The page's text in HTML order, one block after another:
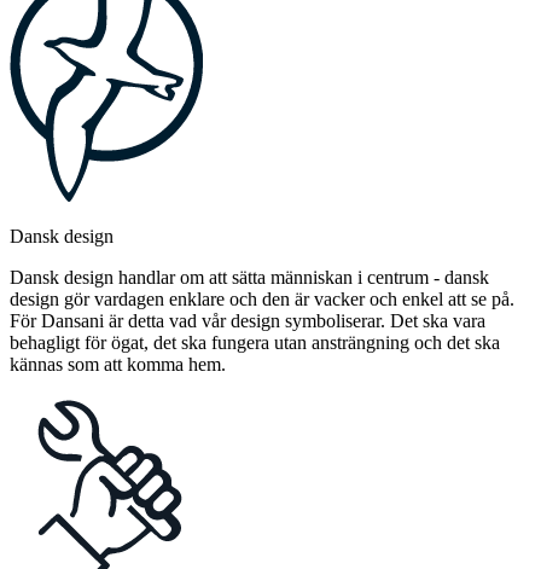
Dansk design
Dansk design handlar om att sätta människan i centrum - dansk
design gör vardagen enklare och den är vacker och enkel att se på.
För Dansani är detta vad vår design symboliserar. Det ska vara
behagligt för ögat, det ska fungera utan ansträngning och det ska
kännas som att komma hem.